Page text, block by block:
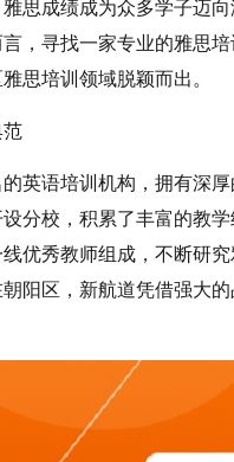
思成绩成为众多学子迈
，寻找一家专业的雅思
思培训领域脱颖而出。
范
英语培训机构，拥有深
分校，积累了丰富的教
优秀教师组成，不断研
阳区，新航道凭借强大